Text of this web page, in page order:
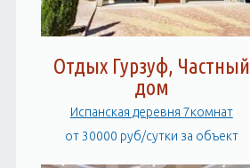
Отдых Гурзуф, Частный
дом
Испанская деревня 7комнат
от 30000 руб/сутки за объект